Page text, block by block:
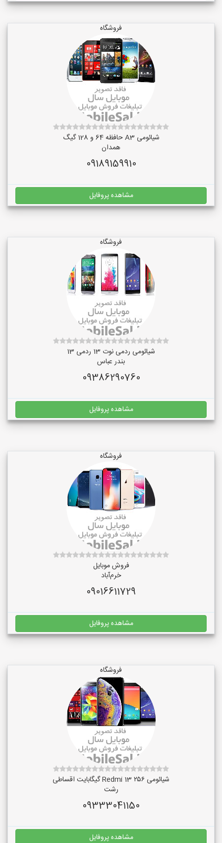
فروشگاه
شیائومی A3 حافظه 64 و 128 گیگ
همدان
09189159910
مشاهده پروفایل
فروشگاه
شیائومی ردمی نوت 13 ردمی 13
بندر عباس
09386290760
مشاهده پروفایل
فروشگاه
فروش موبایل
خرم‌آباد
09016611729
مشاهده پروفایل
فروشگاه
شیائومی Redmi 13 ۲۵۶ گیگابایت اقساطی
رشت
09333041150
مشاهده پروفایل